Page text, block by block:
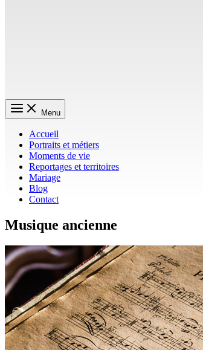
Menu
Accueil
Portraits et métiers
Moments de vie
Reportages et territoires
Mariage
Blog
Contact
Musique ancienne